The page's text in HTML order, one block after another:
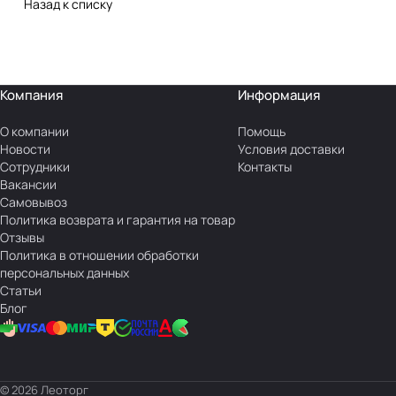
Назад к списку
Компания
О компании
Новости
Сотрудники
Вакансии
Самовывоз
Политика возврата и гарантия на товар
Отзывы
Политика в отношении обработки
персональных данных
Статьи
Блог
Информация
Помощь
Условия доставки
Контакты
© 2026 Леоторг